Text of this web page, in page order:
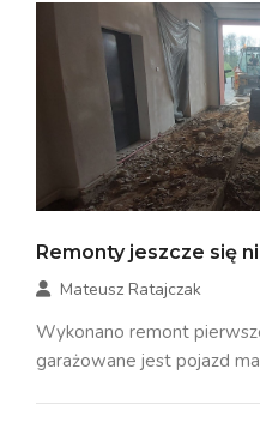
Remonty jeszcze się
Mateusz Ratajczak
Wykonano remont
garażowane jest pojazd